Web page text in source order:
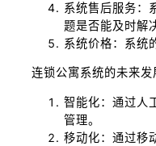
系统售后服务：
题是否能及时解
系统价格：系统
连锁公寓系统的未来发
智能化：通过人
管理。
移动化：通过移